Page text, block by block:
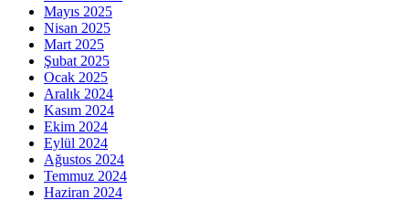
Mayıs 2025
Nisan 2025
Mart 2025
Şubat 2025
Ocak 2025
Aralık 2024
Kasım 2024
Ekim 2024
Eylül 2024
Ağustos 2024
Temmuz 2024
Haziran 2024